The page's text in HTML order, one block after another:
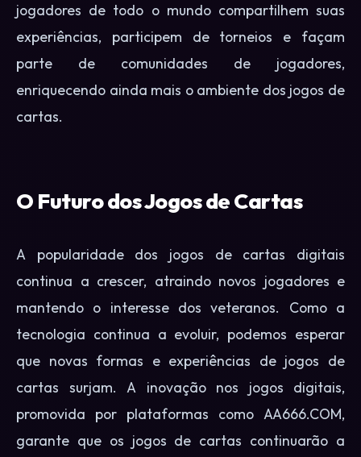
jogadores de todo o mundo compartilhem suas
experiências, participem de torneios e façam
parte de comunidades de jogadores,
enriquecendo ainda mais o ambiente dos jogos de
cartas.
O Futuro dos Jogos de Cartas
A popularidade dos jogos de cartas digitais
continua a crescer, atraindo novos jogadores e
mantendo o interesse dos veteranos. Como a
tecnologia continua a evoluir, podemos esperar
que novas formas e experiências de jogos de
cartas surjam. A inovação nos jogos digitais,
promovida por plataformas como AA666.COM,
garante que os jogos de cartas continuarão a